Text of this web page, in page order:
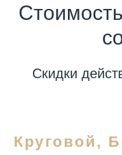
Скидки
Круговой,